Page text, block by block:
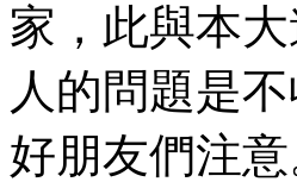
家，此與本
人的問題是
好朋友們注意